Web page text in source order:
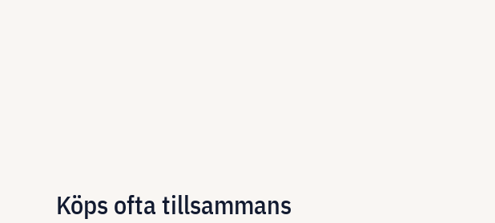
Köps ofta tillsammans